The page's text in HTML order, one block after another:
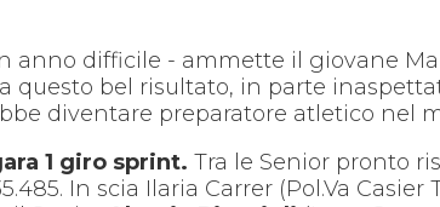
anno difficile - ammette il giovane
bel risultato, in parte
diventare preparatore atletico nel
1 giro sprint. Tra le Senior pronto
In scia Ilaria Carrer (Pol.Va Casier